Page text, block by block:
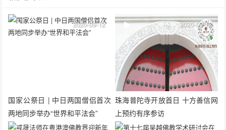
国家公祭日 | 中日两国僧侣首次
两地同步举办“世界和平法会”
2020-09-12
珠海普陀寺开放首日 十方善信网
上预约有序参访
2020-09-12